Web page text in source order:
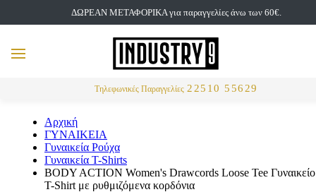
ΔΩΡΕΑΝ ΜΕΤΑΦΟΡΙΚΑ για παραγγελίες άνω των 60€.
Τηλεφωνικές Παραγγελίες 22510 55629
MENU
Αρχική
ΓΥΝΑΙΚΕΙΑ
Γυναικεία Ρούχα
Γυναικεία T-Shirts
BODY ACTION Women's Drawcords Loose Tee Γυναικείο
T-Shirt με ρυθμιζόμενα κορδόνια